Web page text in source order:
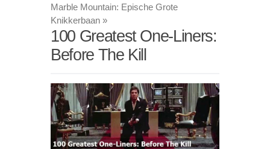
Marble Mountain: Epische Grote
Knikkerbaan »
100 Greatest One-Liners:
Before The Kill